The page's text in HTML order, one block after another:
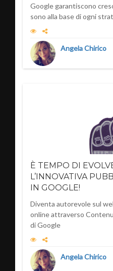
Google garantiscono
sono alla base di ogni
Angela Chirico
È TEMPO DI
L’INNOVATIVA
IN GOOGLE!
Diventa autorevole sul
online attraverso
di Google
Angela Chirico